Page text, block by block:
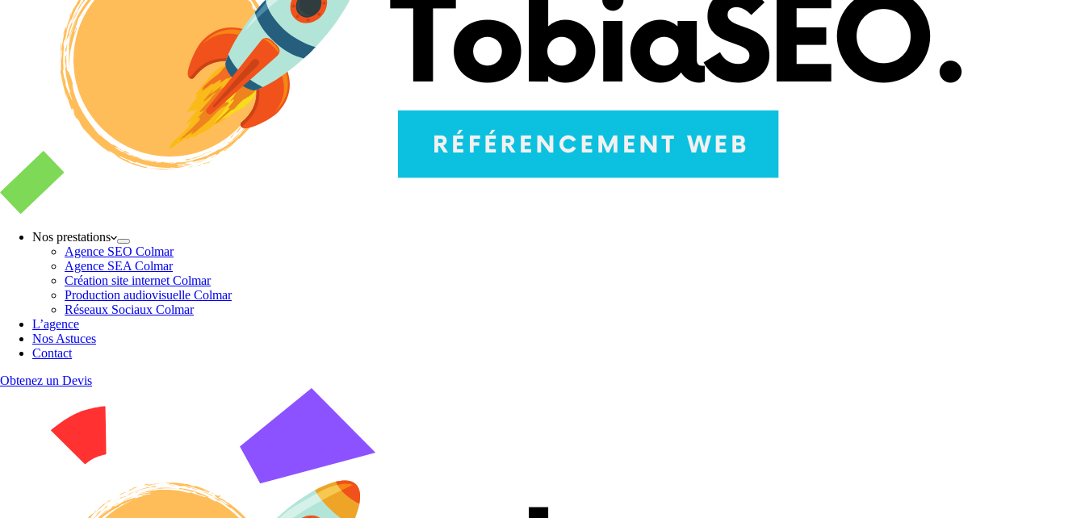
Nos prestations
Agence SEO Colmar
Agence SEA Colmar
Création site internet Colmar
Production audiovisuelle Colmar
Réseaux Sociaux Colmar
L’agence
Nos Astuces
Contact
Obtenez un Devis